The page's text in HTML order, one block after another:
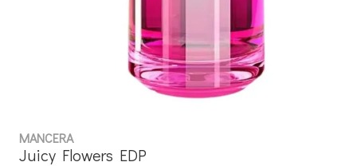
MANCERA
Juicy Flowers EDP